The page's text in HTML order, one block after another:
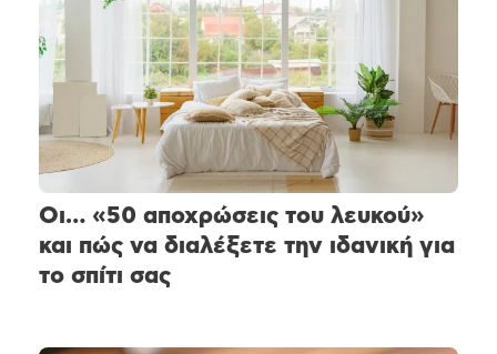
Οι… «50 αποχρώσεις του λευκού»
και πώς να διαλέξετε την ιδανική για
το σπίτι σας